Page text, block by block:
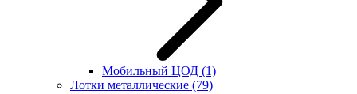
Мобильный ЦОД (1)
Лотки металлические (79)